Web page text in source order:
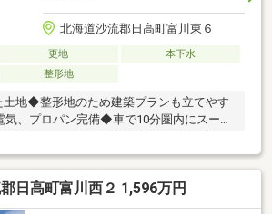
北海道沙流郡日高町富川東６
更地
本下水
整形地
地◆整形地のため建築プランも立てやす
、プロパン完備◆車で10分圏内にスーパ
めます建築条件がないため、お好きなハ
自由にプランニングが可能。初めての家
計画から整理して進められるため安心で
いづくりを考えている方におすすめの一
日高町富川西２ 1,596万円